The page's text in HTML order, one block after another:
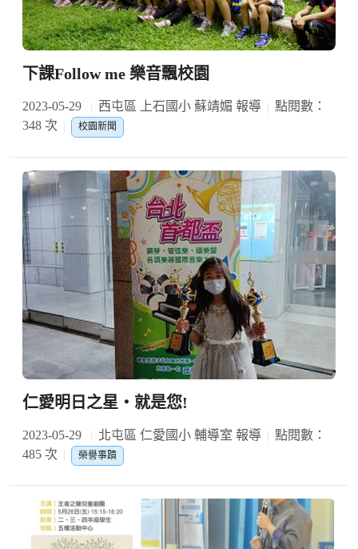
下課Follow me 樂音飄校園
2023-05-29 西屯區 上石國小 蘇靖媚 報導
點閱數：
348 次
校園新聞
仁愛明日之星‧就是您!
2023-05-29 北屯區 仁愛國小 輔導室 報導
點閱數：
485 次
榮譽事蹟